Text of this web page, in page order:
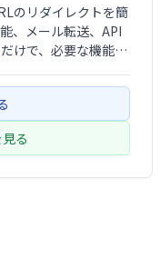
のリダイレクトを簡
、メール転送、API
けで、必要な機能が
る